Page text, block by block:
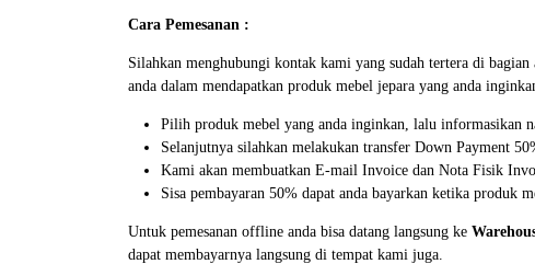
Cara Pemesanan :
Silahkan menghubungi kontak kami yang sudah tertera di
anda dalam mendapatkan produk mebel jepara yang anda
Pilih produk mebel yang anda inginkan, lalu informasikan
Selanjutnya silahkan melakukan transfer Down Payment
Kami akan membuatkan E-mail Invoice dan Nota Fisik
Sisa pembayaran 50% dapat anda bayarkan ketika produk
Untuk pemesanan offline anda bisa datang langsung ke
dapat membayarnya langsung di tempat kami juga.